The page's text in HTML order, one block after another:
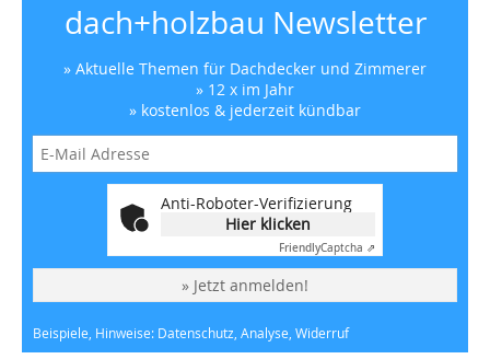
dach+holzbau Newsletter
» Aktuelle Themen für Dachdecker und Zimmerer
» 12 x im Jahr
» kostenlos & jederzeit kündbar
Anti-Roboter-Verifizierung
Hier klicken
FriendlyCaptcha ⇗
» Jetzt anmelden!
Beispiele, Hinweise: Datenschutz, Analyse, Widerruf